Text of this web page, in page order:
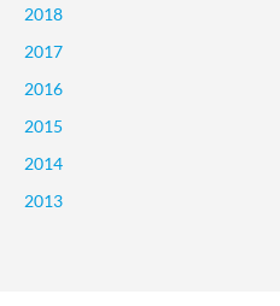
2018
2017
2016
2015
2014
2013